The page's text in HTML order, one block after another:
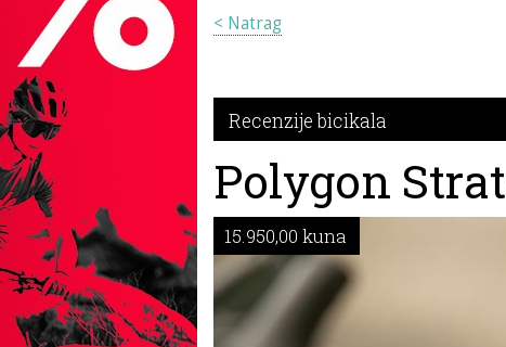
< Natrag
Recenzije bicikala
Polygon
15.950,00 kuna